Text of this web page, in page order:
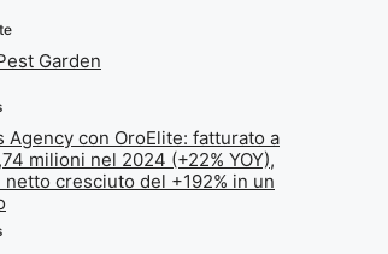
Garden
Agency con OroElite: fatturato a
milioni nel 2024 (+22% YOY),
netto cresciuto del +192% in un